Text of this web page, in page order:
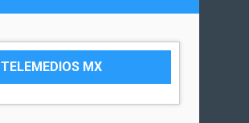
TELEMEDIOS MX